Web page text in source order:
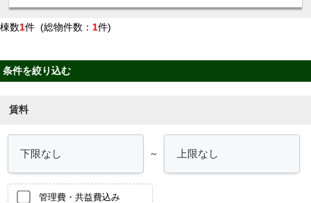
棟数1件 (総物件数： 1件)
条件を絞り込む
賃料
～
管理費・共益費込み